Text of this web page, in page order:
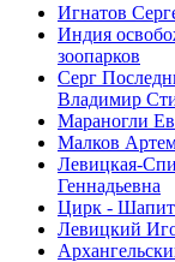
Игнатов
Индия
зоопарков
Серг
Владимир
Мараногли
Малков
Левицкая-
Геннадьевна
Цирк -
Левицкий